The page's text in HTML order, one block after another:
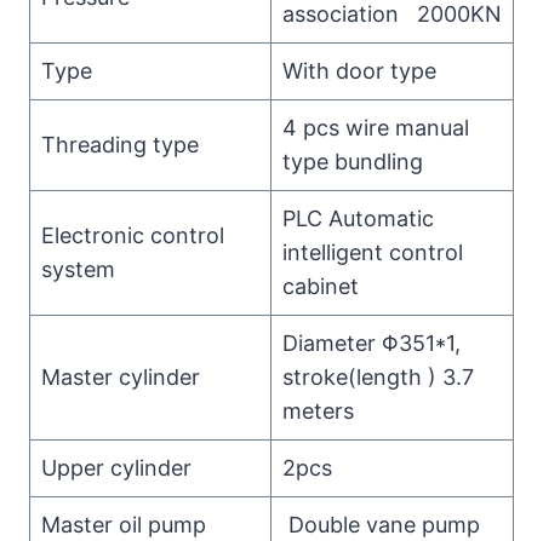
association 2000KN
Type With door type
Threading type
4 pcs wire manual
type bundling
Electronic control
system
PLC Automatic
intelligent control
cabinet
Master cylinder
Diameter Φ351*1,
stroke(length ) 3.7
meters
Upper cylinder 2pcs
Master oil pump Double vane pump